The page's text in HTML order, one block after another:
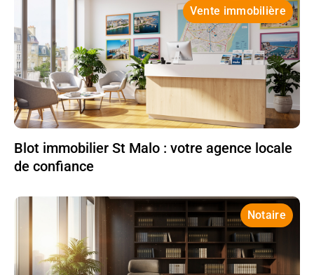
Vente immobilière
Blot immobilier St Malo : votre agence locale
de confiance
Notaire